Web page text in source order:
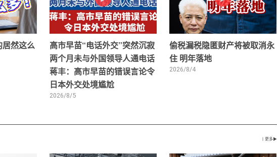
然这么
高市早苗“电话外交”突然沉寂
两个月未与外国领导人通电话
蒋丰：高市早苗的错误言论令
日本外交处境尴尬
2026/8/5
偷税漏税隐匿财产将被取消永
住 明年落地
2026/8/4
丨更多▶